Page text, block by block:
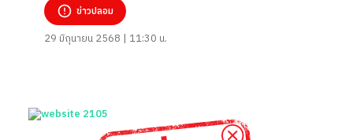
ข่าวปลอม
29 มิถุนายน 2568 | 11:30 น.